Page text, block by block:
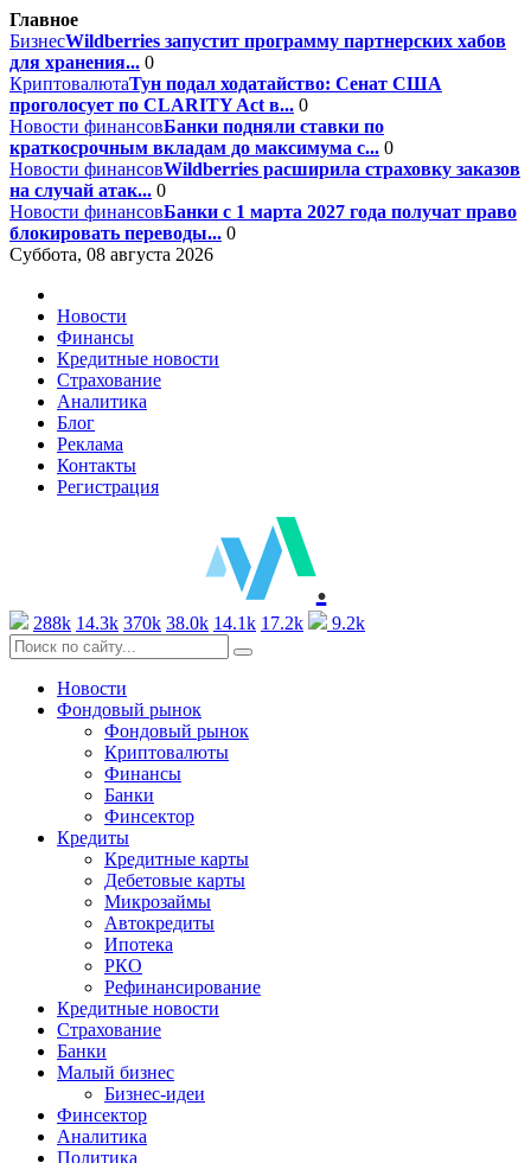
Главное
БизнесWildberries запустит программу партнерских хабов
для хранения... 0
КриптовалютаТун подал ходатайство: Сенат США
проголосует по CLARITY Act в... 0
Новости финансовБанки подняли ставки по
краткосрочным вкладам до максимума с... 0
Новости финансовWildberries расширила страховку заказов
на случай атак... 0
Новости финансовБанки с 1 марта 2027 года получат право
блокировать переводы... 0
Суббота, 08 августа 2026
Новости
Финансы
Кредитные новости
Страхование
Аналитика
Блог
Реклама
Контакты
Регистрация
.
288k 14.3k 370k 38.0k 14.1k 17.2k 9.2k
Новости
Фондовый рынок
Фондовый рынок
Криптовалюты
Финансы
Банки
Финсектор
Кредиты
Кредитные карты
Дебетовые карты
Микрозаймы
Автокредиты
Ипотека
РКО
Рефинансирование
Кредитные новости
Страхование
Банки
Малый бизнес
Бизнес-идеи
Финсектор
Аналитика
Политика